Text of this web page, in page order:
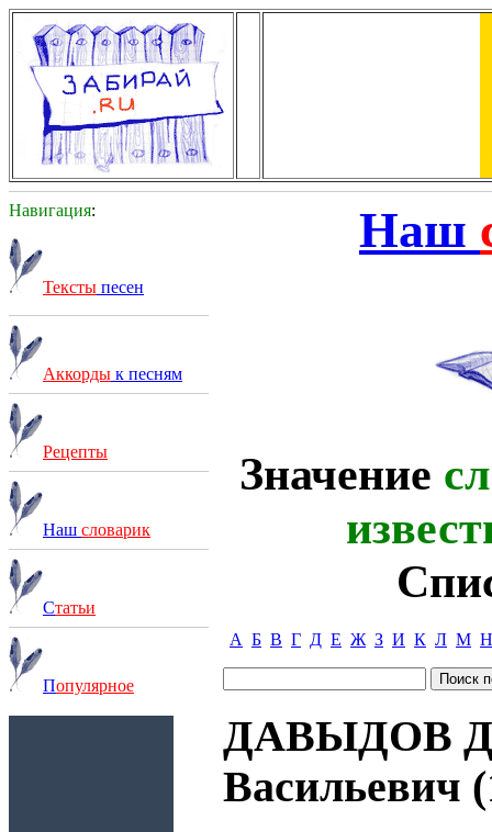
Навигация:
Тексты песен
Аккорды к песням
Рецепты
Наш словарик
Статьи
Популярное
Наш
Значение
А Б В Г Д Е Ж З И К Л М Н
ДАВЫДОВ
Васильевич